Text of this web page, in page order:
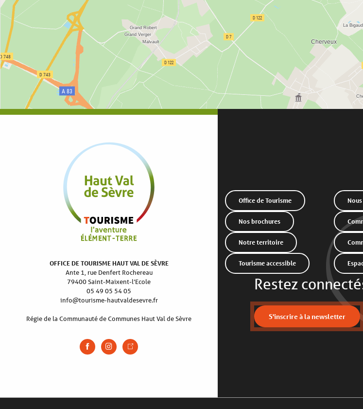
OFFICE DE TOURISME HAUT VAL DE SÈVRE
Ante 1, rue Denfert Rochereau
79400 Saint-Maixent-l’Ecole
05 49 05 54 05
info@tourisme-hautvaldesevre.fr
Régie de la Communauté de Communes Haut Val de Sèvre
Office de Tourisme
Nos brochures
Notre territoire
Tourisme accessible
Restez
S'inscrire à la newsletter